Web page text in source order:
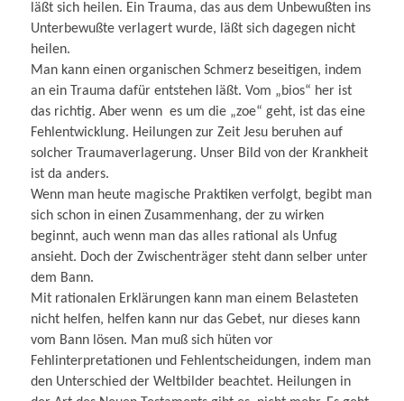
läßt sich heilen. Ein Trauma, das aus dem Unbewußten ins
Unterbewußte verlagert wurde, läßt sich dagegen nicht
heilen.
Man kann einen organischen Schmerz beseitigen, indem
an ein Trauma dafür entstehen läßt. Vom „bios“ her ist
das richtig. Aber wenn es um die „zoe“ geht, ist das eine
Fehlentwicklung. Heilungen zur Zeit Jesu beruhen auf
solcher Traumaverlagerung. Unser Bild von der Krankheit
ist da anders.
Wenn man heute magische Praktiken verfolgt, begibt man
sich schon in einen Zusammenhang, der zu wirken
beginnt, auch wenn man das alles rational als Unfug
ansieht. Doch der Zwi­schen­träger steht dann selber unter
dem Bann.
Mit rationalen Erklärungen kann man einem Belasteten
nicht helfen, helfen kann nur das Gebet, nur dieses kann
vom Bann lösen. Man muß sich hüten vor
Fehlinterpretationen und Fehlentscheidungen, indem man
den Unterschied der Weltbilder beachtet. Heilungen in